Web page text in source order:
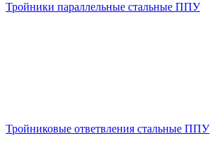
Тройники параллельные стальные ППУ
Тройниковые ответвления стальные ППУ